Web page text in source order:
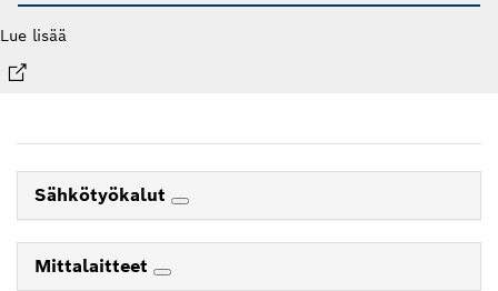
Lue lisää
Sähkötyökalut
Mittalaitteet